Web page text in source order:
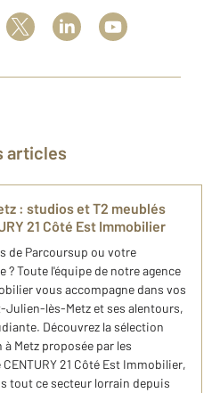
articles
: studios et T2 meublés
21 Côté Est Immobilier
de Parcoursup ou votre
? Toute l'équipe de notre agence
vous accompagne dans vos
lès-Metz et ses alentours,
Découvrez la sélection
Metz proposée par les
21 Côté Est Immobilier,
tout ce secteur lorrain depuis